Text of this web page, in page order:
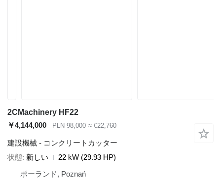
2CMachinery HF22
￥4,144,000
PLN 98,000 ≈ €22,760
建設機械 - コンクリートカッター
状態 新しい
22 kW (29.93 HP)
ポーランド, Poznań